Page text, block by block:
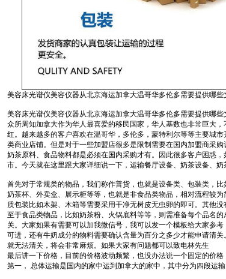
美容床光谱仪美容仪器从北京海运加拿大温哥华多伦多需要提供哪些
美容床光谱仪美容仪器从北京海运加拿大温哥华多伦多需要提供哪些
众所周知加拿大作为华人最喜爱的移民国家，华人基数也非常巨大
红。越来越多的客户喜欢在温哥华，多伦多，蒙特利尔等等主要城
类商业店铺。但是对于一些加盟店很多是限制需要在国内加盟商采
奶茶原料、食品物料都是必须在国内采购才有。因此很多客户困惑
市。今天就在这里跟大家详细说一下，运输餐厅设备、奶茶设备、奶
首先对于常规类的物品，我们称作普货，也就是设备类、包装类，比
奶茶杯、外卖盒、展示柜等等，也就是非食品类物品，相对流程较
质包装比如木架、木箱等需要采用干净无树皮无虫卵的即可。其他
至于食品类物品，比如奶茶粉、火锅底料等等，则需准备每个品名
关。大家如果有需要可以加我微信号，我可以发一个模板给大家参
可进，还有牛奶成分的物料需要确认含量为百分之多少才能申请清
就无法清关，将会非常麻烦。如果大家有问题都可以致电林先生
最后讲一下价格，目前的价格波动频繁，也没办法说一个固定的价格
第一， 总体运输是国内的家中运到加拿大的家中，其中分为四段运输